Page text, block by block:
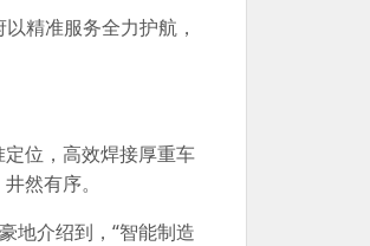
精准服务全力护航，
位，高效焊接厚重车
然有序。
地介绍到，“智能制造